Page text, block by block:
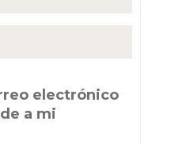
electrónico
a mi